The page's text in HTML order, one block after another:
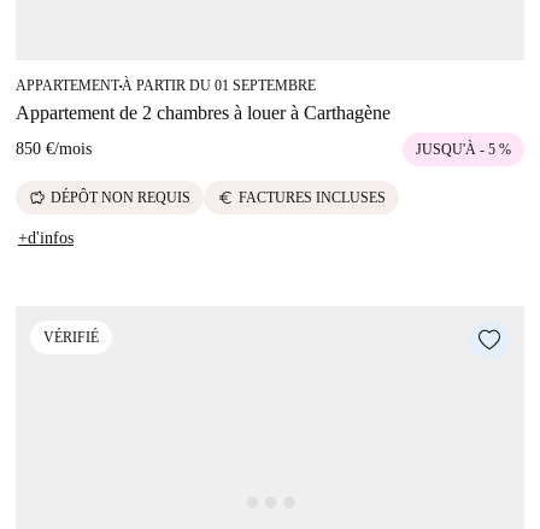
APPARTEMENT■À PARTIR DU 01 SEPTEMBRE
Appartement de 2 chambres à louer à Carthagène
850 €/mois JUSQU'À - 5 %
savings DÉPÔT NON REQUIS euro FACTURES INCLUSES
+d'infos
VÉRIFIÉ